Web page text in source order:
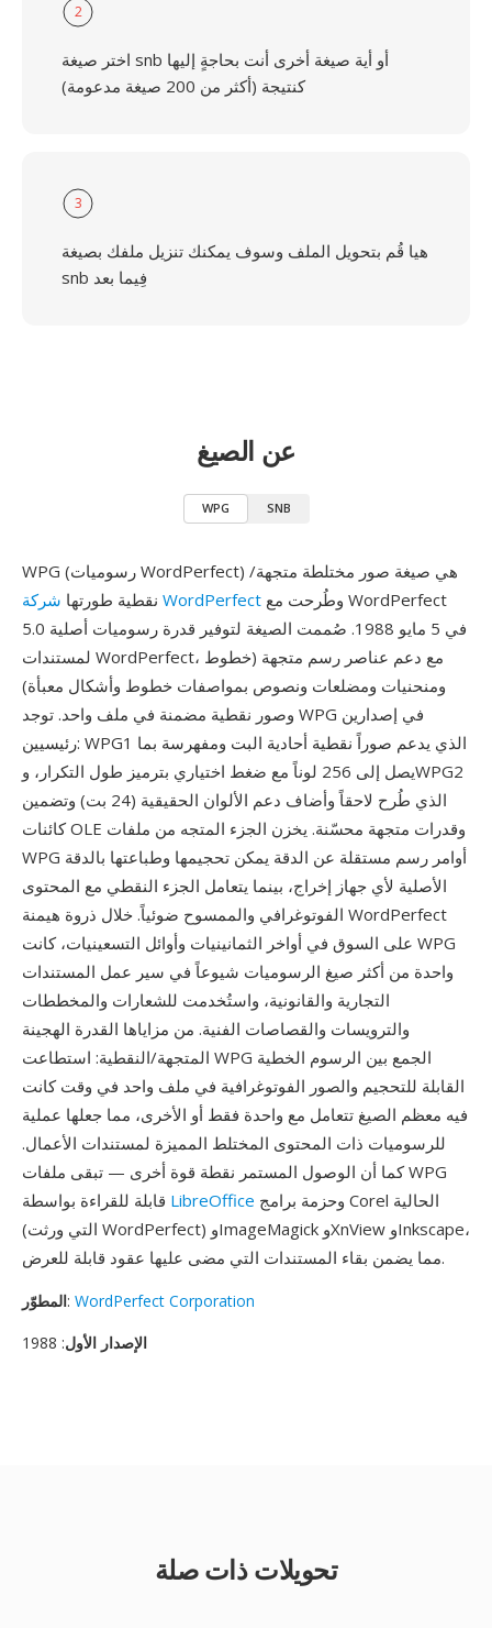
2
اختر صيغة snb أو أية صيغة أخرى أنت بحاجةٍ إليها
كنتيجة (أكثر من 200 صيغة مدعومة)
3
هيا قُم بتحويل الملف وسوف يمكنك تنزيل ملفك بصيغة
snb فِيما بعد
عن الصيغ
WPG SNB
WPG (رسوميات WordPerfect) هي صيغة صور مختلطة متجهة/
نقطية طورتها شركة WordPerfect
5.0 في 5 مايو 1988. صُممت الصيغة لتوفير قدرة رسوميات أصلية
لمستندات WordPerfect، مع دعم عناصر رسم متجهة (خطوط
ومنحنيات ومضلعات ونصوص بمواصفات خطوط وأشكال معبأة)
وصور نقطية مضمنة في ملف واحد. توجد WPG في إصدارين
رئيسيين: WPG1 الذي يدعم صوراً نقطية أحادية البت ومفهرسة بما
يصل إلى 256 لوناً مع ضغط اختياري بترميز طول التكرار، وWPG2
الذي طُرح لاحقاً وأضاف دعم الألوان الحقيقية (24 بت) وتضمين
كائنات OLE وقدرات متجهة محسّنة. يخزن الجزء المتجه من ملفات
WPG أوامر رسم مستقلة عن الدقة يمكن تحجيمها وطباعتها بالدقة
الأصلية لأي جهاز إخراج، بينما يتعامل الجزء النقطي مع المحتوى
الفوتوغرافي والممسوح ضوئياً. خلال ذروة هيمنة WordPerfect
على السوق في أواخر الثمانينيات وأوائل التسعينيات، كانت WPG
واحدة من أكثر صيغ الرسوميات شيوعاً في سير عمل المستندات
التجارية والقانونية، واستُخدمت للشعارات والمخططات
والترويسات والقصاصات الفنية. من مزاياها القدرة الهجينة
المتجهة/النقطية: استطاعت WPG الجمع بين الرسوم الخطية
القابلة للتحجيم والصور الفوتوغرافية في ملف واحد في وقت كانت
فيه معظم الصيغ تتعامل مع واحدة فقط أو الأخرى، مما جعلها عملية
للرسوميات ذات المحتوى المختلط المميزة لمستندات الأعمال.
كما أن الوصول المستمر نقطة قوة أخرى — تبقى ملفات WPG
LibreOffice
(التي ورثت WordPerfect) وImageMagick وXnView وInkscape،
مما يضمن بقاء المستندات التي مضى عليها عقود قابلة للعرض.
المطوّر: WordPerfect Corporation
الإصدار الأول: 1988
تحويلات ذات صلة